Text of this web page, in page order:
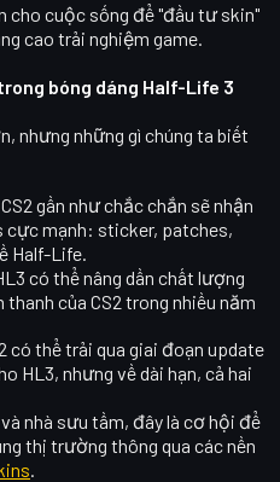
cho cuộc sống để "đầu tư skin"
cao trải nghiệm game.
bóng dáng Half-Life 3
nhưng những gì chúng ta biết
gần như chắc chắn sẽ nhận
cực mạnh: sticker, patches,
Half-Life.
có thểnâng dần chất lượng
thanh của CS2 trong nhiều năm
có thể trải qua giai đoạn update
HL3, nhưng về dài hạn, cả hai
nhà sưu tầm, đây là cơ hội để
thị trường thông qua các nền
.